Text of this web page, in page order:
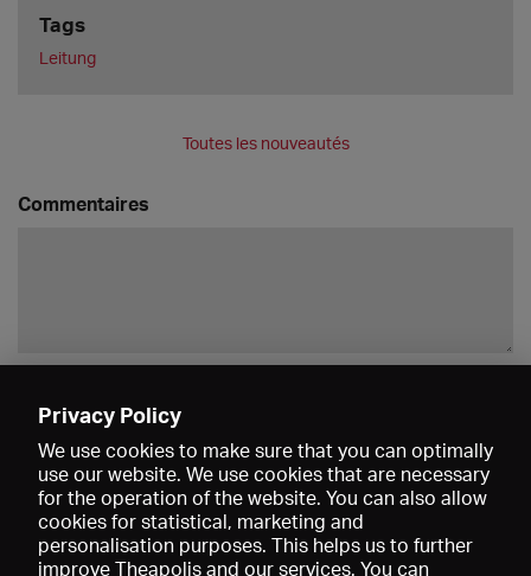
Tags
Leitung
Toutes les nouveautés
Commentaires
Privacy Policy
We use cookies to make sure that you can optimally
use our website. We use cookies that are necessary
for the operation of the website. You can also allow
cookies for statistical, marketing and
personalisation purposes. This helps us to further
improve Theapolis and our services. You can